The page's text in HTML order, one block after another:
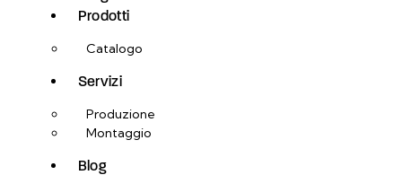
Prodotti
Catalogo
Servizi
Produzione
Montaggio
Blog